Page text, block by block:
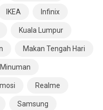
IKEA Infinix
Kuala Lumpur
Makan Tengah Hari
Minuman
Realme
Samsung